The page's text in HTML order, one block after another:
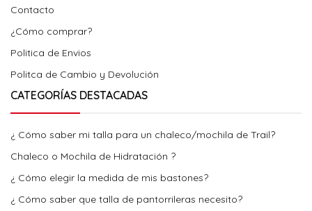
Contacto
¿Cómo comprar?
Politica de Envios
Politca de Cambio y Devolución
CATEGORÍAS DESTACADAS
¿ Cómo saber mi talla para un chaleco/mochila de Trail?
Chaleco o Mochila de Hidratación ?
¿ Cómo elegir la medida de mis bastones?
¿ Cómo saber que talla de pantorrileras necesito?